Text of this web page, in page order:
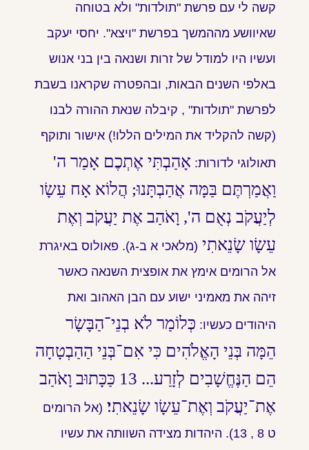
קשה לי עם פרשת "תולדות" ולא בטוחה
שאיוושע מההמשך בפרשת "ויצא". יחסי יעקב
ועשיו היו למודל של זרות ושנאה בין בני אנוש
באלפי השנים הבאות, ובהפטרה שקראנו בשבת
לפרשת "תולדות" , קיבלה שנאת ההורה לבנו
(קשה להקליד את המילים הללו!) אישור ותוקף
תאולוגי לדורות: אָהַבְתִּי אֶתְכֶם אָמַר ה'
וַאֲמַרְתֶּם בַּמָּה אֲהַבְתָּנוּ; הֲלוֹא אָח עֵשָׂו
לְיַעֲקֹב נְאֻם ה', וָאֹהַב אֶת יַעֲקֹב וְאֶת
עֵשָׂו שָׂנֵאתִי (מלאכי א ב-ג). פאולוס באיגרת
אל הרומים אימץ את אופצית השנאה כאשר
זיהה את מאמיני ישוע עם הבן האהוב ואת
היהודים כעשיו: כְּלוֹמַר לֹא בְנֵי־הַבָּשָׂר
הֵמָּה בְּנֵי הָאֱלֹהִים כִּי אִם־בְּנֵי הַהַבְטָחָה
הֵם הַנֶּחֱשָׁבִים לְזָרַע... 13 כַּכָּתוּב וָאֹהַב
אֶת־יַעֲקֹב וְאֶת־עֵשָׂו שָׂנֵאתִי׃ (אל הרומים
ט 8 , 13). היהדות מצידה השוותה את עשיו